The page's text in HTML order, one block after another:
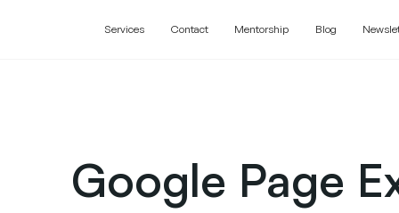
Services Contact Mentorship Blog
Google Page